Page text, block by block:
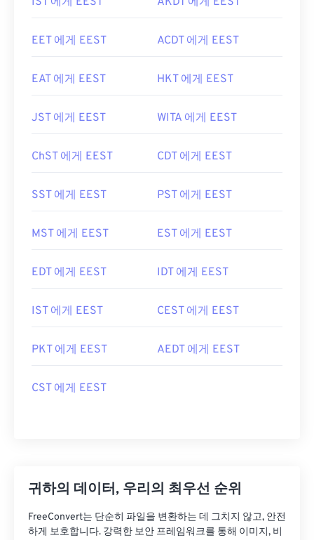
EET 에게 EEST ACDT 에게 EEST
EAT 에게 EEST HKT 에게 EEST
JST 에게 EEST WITA 에게 EEST
ChST 에게 EEST CDT 에게 EEST
SST 에게 EEST PST 에게 EEST
MST 에게 EEST EST 에게 EEST
EDT 에게 EEST IDT 에게 EEST
IST 에게 EEST CEST 에게 EEST
PKT 에게 EEST AEDT 에게 EEST
CST 에게 EEST
귀하의 데이터, 우리의 최우선 순위
FreeConvert는 단순히 파일을 변환하는 데 그치지 않고, 안전
하게 보호합니다. 강력한 보안 프레임워크를 통해 이미지, 비